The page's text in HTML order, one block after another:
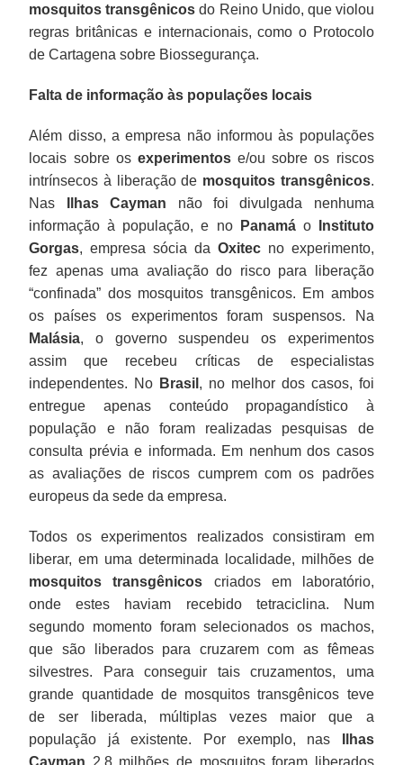
mosquitos transgênicos do Reino Unido, que violou
regras britânicas e internacionais, como o Protocolo
de Cartagena sobre Biossegurança.
Falta de informação às populações locais
Além disso, a empresa não informou às populações
locais sobre os experimentose/ou sobre os riscos
intrínsecos à liberação de mosquitos transgênicos.
Nas
Ilhas Cayman não foi divulgada nenhuma
informação à população, e no
Panamáo
Instituto
Gorgas, empresa sócia da Oxitecno experimento,
fez apenas uma avaliação do risco para liberação
“confinada” dos mosquitos transgênicos. Em ambos
os países os experimentos foram suspensos. Na
Malásia, o governo suspendeu os experimentos
assim que recebeu críticas de especialistas
independentes. No Brasil , no melhor dos casos, foi
entregue apenas conteúdo propagandístico à
população e não foram realizadas pesquisas de
consulta prévia e informada. Em nenhum dos casos
as avaliações de riscos cumprem com os padrões
europeus da sede da empresa.
Todos os experimentos realizados consistiram em
liberar, em uma determinada localidade, milhões de
mosquitos transgênicos criados em laboratório,
onde estes haviam recebido tetraciclina. Num
segundo momento foram selecionados os machos,
que são liberados para cruzarem com as fêmeas
silvestres. Para conseguir tais cruzamentos, uma
grande quantidade de mosquitos transgênicos teve
de ser liberada, múltiplas vezes maior que a
população já existente. Por exemplo, nas
Ilhas
Cayman 2,8 milhões de mosquitos foram liberados